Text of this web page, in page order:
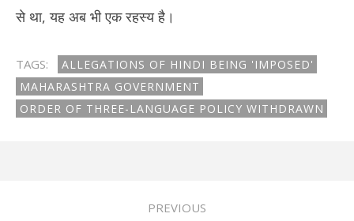
से था, यह अब भी एक रहस्य है।
TAGS:
ALLEGATIONS OF HINDI BEING 'IMPOSED'
MAHARASHTRA GOVERNMENT
ORDER OF THREE-LANGUAGE POLICY WITHDRAWN
PREVIOUS